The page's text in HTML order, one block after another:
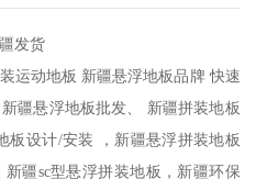
发货
运动地板 新疆悬浮地板品牌 快速
疆悬浮地板批发、 新疆拼装地板
板设计/安装 ，新疆悬浮拼装地板
疆sc型悬浮拼装地板，新疆环保